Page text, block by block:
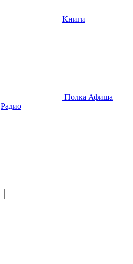
Книги
Полка Афиша
Радио